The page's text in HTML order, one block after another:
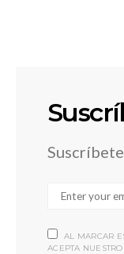
AL MARCAR
ACEPTA